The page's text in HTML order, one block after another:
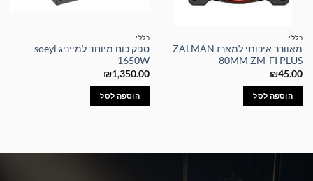
כללי
מאוורר איכותי למארז ZALMAN
80MM ZM-FI PLUS
₪45.00
הוספה לסל
כללי
ספק כוח מיוחד למייניג soeyi
1650W
₪1,350.00
הוספה לסל